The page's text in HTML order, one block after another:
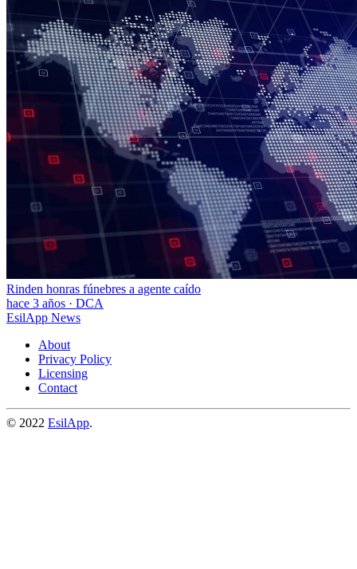
Rinden honras fúnebres a agente caído
hace 3 años · DCA
EsilApp News
About
Privacy Policy
Licensing
Contact
© 2022 EsilApp.